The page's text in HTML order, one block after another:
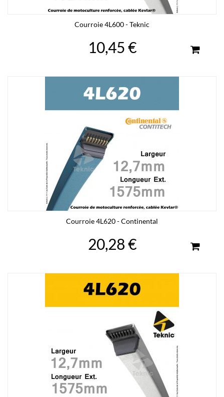
Courroie 4L600 - Teknic
10,45 €
Courroie 4L620 - Continental
20,28 €